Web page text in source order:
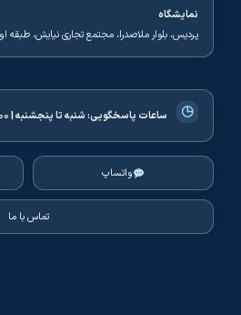
نمایشگاه
پردیس، بلوار ملاصدرا، مجتمع تجاری نیایش، طبقه
◷ ساعات پاسخگویی:شنبه تا پنجشنبه | ۹:۰۰ تا ۱۷:۰۰
واتساپ
تماس با ما